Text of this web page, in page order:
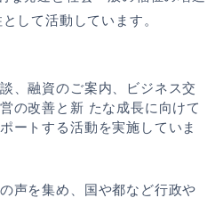
して活動しています。
、融資のご案内、ビジネス交
の改善と新 たな成長に向けて
ートする活動を実施していま
声を集め、国や都など行政や